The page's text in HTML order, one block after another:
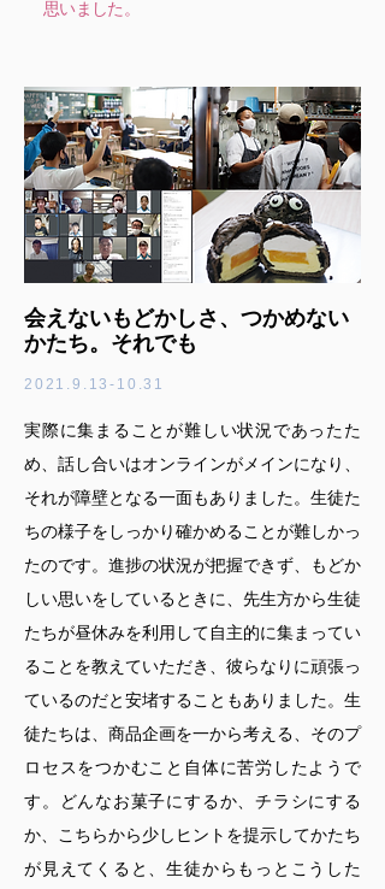
思いました。
会えないもどかしさ、つかめない
かたち。それでも
2021.9.13-10.31
実際に集まることが難しい状況であったた
め、話し合いはオンラインがメインになり、
それが障壁となる一面もありました。生徒た
ちの様子をしっかり確かめることが難しかっ
たのです。進捗の状況が把握できず、もどか
しい思いをしているときに、先生方から生徒
たちが昼休みを利用して自主的に集まってい
ることを教えていただき、彼らなりに頑張っ
ているのだと安堵することもありました。生
徒たちは、商品企画を一から考える、そのプ
ロセスをつかむこと自体に苦労したようで
す。どんなお菓子にするか、チラシにする
か、こちらから少しヒントを提示してかたち
が見えてくると、生徒からもっとこうした